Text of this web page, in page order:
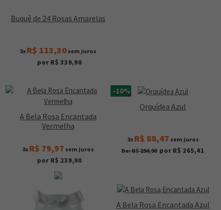
Buquê de 24 Rosas Amarelas
3x R$ 113,30 sem juros
por R$ 339,90
A Bela Rosa Encantada
Vermelha
3x R$ 79,97 sem juros
por R$ 239,90
-10%
Orquídea Azul
3x R$ 88,47 sem juros
De: R$ 294,90 por R$ 265,41
A Bela Rosa Encantada Azul